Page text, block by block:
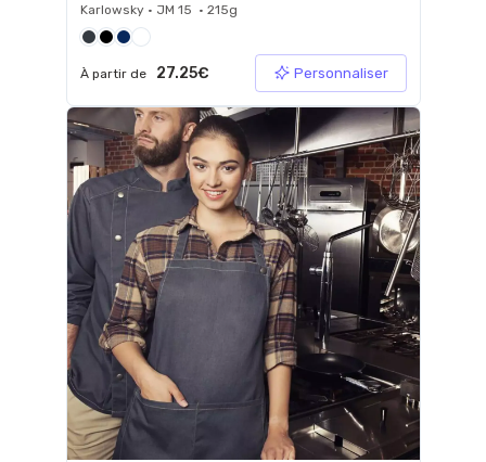
Karlowsky • JM 15 • 215g
À partir de 27.25€ Personnaliser